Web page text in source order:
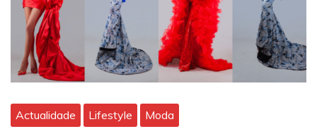
Actualidade Lifestyle Moda